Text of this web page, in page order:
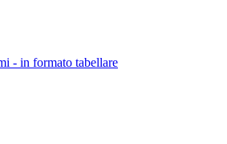
- in formato tabellare